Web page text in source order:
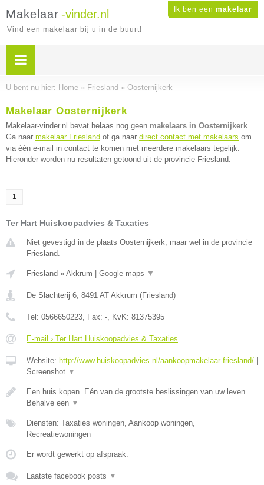
Ik ben een makelaar
Makelaar -vinder.nl
Vind een makelaar bij u in de buurt!
U bent nu hier: Home » Friesland » Oosternijkerk
Makelaar Oosternijkerk
Makelaar-vinder.nl bevat helaas nog geen makelaars in Oosternijkerk.
Ga naar makelaar Friesland of ga naar direct contact met makelaars om
via één e-mail in contact te komen met meerdere makelaars tegelijk.
Hieronder worden nu resultaten getoond uit de provincie Friesland.
1
Ter Hart Huiskoopadvies & Taxaties
Niet gevestigd in de plaats Oosternijkerk, maar wel in de provincie
Friesland.
Friesland » Akkrum Google maps ▼
De Slachterij 6, 8491 AT Akkrum (Friesland)
Tel: 0566650223, Fax: -, KvK: 81375395
E-mail › Ter Hart Huiskoopadvies & Taxaties
Website: http://www.huiskoopadvies.nl/aankoopmakelaar-friesland/
Screenshot ▼
Een huis kopen. Eén van de grootste beslissingen van uw leven.
Behalve een ▼
Diensten: Taxaties woningen, Aankoop woningen,
Recreatiewoningen
Er wordt gewerkt op afspraak.
Laatste facebook posts ▼